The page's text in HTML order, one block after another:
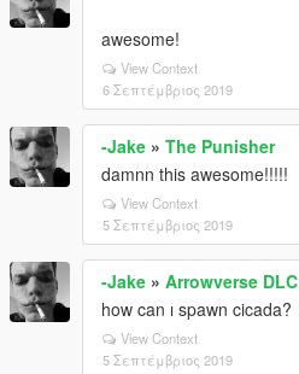
awesome!
View Context
6 Σεπτέμβριος 2019
-Jake » The Punisher
damnn this awesome!!!!!
View Context
5 Σεπτέμβριος 2019
-Jake » Arrowverse DLC
how can ı spawn cicada?
View Context
5 Σεπτέμβριος 2019